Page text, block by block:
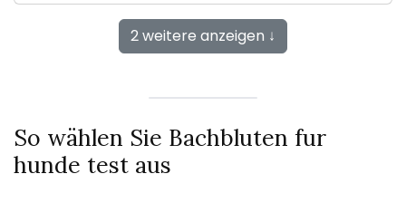
2 weitere anzeigen ↓
So wählen Sie Bachbluten fur
hunde test aus